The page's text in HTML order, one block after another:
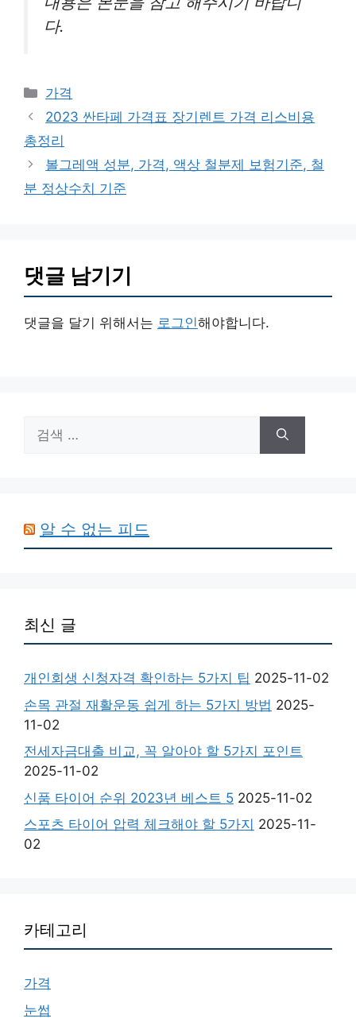
다.
카
테
리
가격
2023 싼타페 가격표 장기렌트 가격 리스비용
총정리
볼그레액 성분, 가격, 액상 철분제 보험기준, 철
분 정상수치 기준
댓글 남기기
댓글을 달기 위해서는 로그인해야합니다.
색:
알 수 없는 피드
최신 글
개인회생 신청자격 확인하는 5가지 팁 2025-11-02
손목 관절 재활운동 쉽게 하는 5가지 방법 2025-
11-02
전세자금대출 비교, 꼭 알아야 할 5가지 포인트
2025-11-02
신품 타이어 순위 2023년 베스트 5 2025-11-02
스포츠 타이어 압력 체크해야 할 5가지 2025-11-
02
카테고리
가격
눈썹